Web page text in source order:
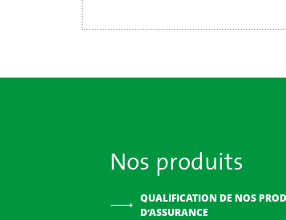
Nos produits
QUALIFICATION DE NOS
D’ASSURANCE